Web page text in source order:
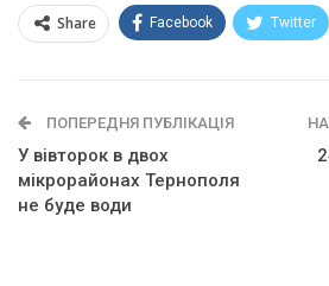
Share Facebook Twitter
ПОПЕРЕДНЯ ПУБЛІКАЦІЯ
У вівторок в двох
мікрорайонах Тернополя
не буде води